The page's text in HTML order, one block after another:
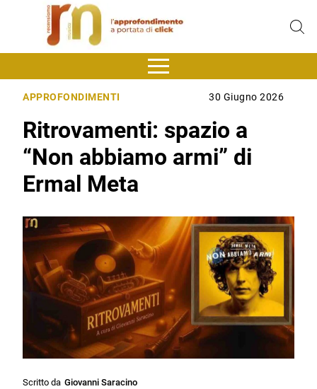
APPROFONDIMENTI 30 Giugno 2026
Ritrovamenti: spazio a
“Non abbiamo armi” di
Ermal Meta
Scritto da Giovanni Saracino